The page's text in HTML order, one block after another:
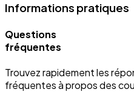
Informations pratiques
Questions
fréquentes
Trouvez rapidement les
fréquentes à propos des